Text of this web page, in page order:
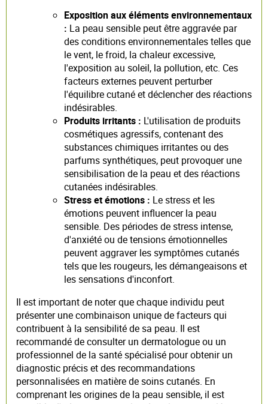
Exposition aux éléments environnementaux
: La peau sensible peut être aggravée par
des conditions environnementales telles que
le vent, le froid, la chaleur excessive,
l'exposition au soleil, la pollution, etc. Ces
facteurs externes peuvent perturber
l'équilibre cutané et déclencher des réactions
indésirables.
Produits irritants : L'utilisation de produits
cosmétiques agressifs, contenant des
substances chimiques irritantes ou des
parfums synthétiques, peut provoquer une
sensibilisation de la peau et des réactions
cutanées indésirables.
Stress et émotions : Le stress et les
émotions peuvent influencer la peau
sensible. Des périodes de stress intense,
d'anxiété ou de tensions émotionnelles
peuvent aggraver les symptômes cutanés
tels que les rougeurs, les démangeaisons et
les sensations d'inconfort.
Il est important de noter que chaque individu peut
présenter une combinaison unique de facteurs qui
contribuent à la sensibilité de sa peau. Il est
recommandé de consulter un dermatologue ou un
professionnel de la santé spécialisé pour obtenir un
diagnostic précis et des recommandations
personnalisées en matière de soins cutanés. En
comprenant les origines de la peau sensible, il est